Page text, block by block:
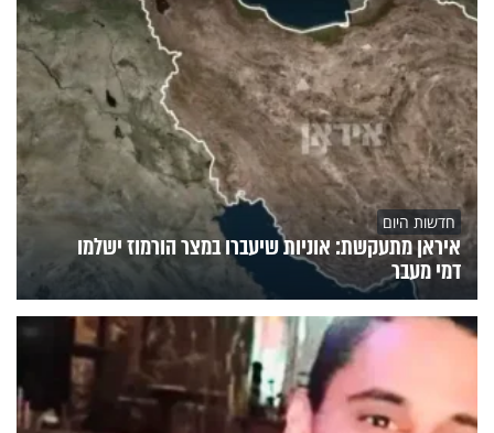
חדשות היום
איראן מתעקשת: אוניות שיעברו במצר הורמוז ישלמו
דמי מעבר